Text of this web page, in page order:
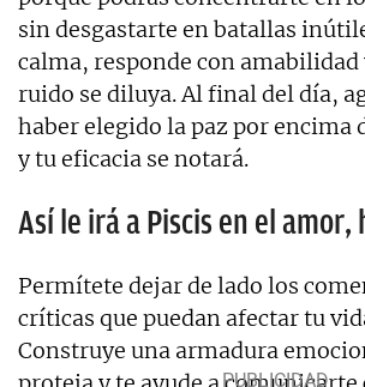
sin desgastarte en batallas
calma, responde con amabilidad
ruido se diluya. Al final del día,
haber elegido la paz por encima
y tu eficacia se notará.
Así le irá a Piscis en el amor,
Permítete dejar de lado los
críticas que puedan afectar tu
Construye una armadura